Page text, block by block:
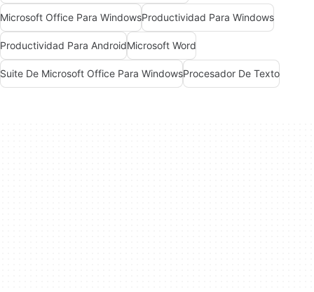
Microsoft Office Para WindowsProductividad Para Windows
Productividad Para AndroidMicrosoft Word
Suite De Microsoft Office Para WindowsProcesador De Texto